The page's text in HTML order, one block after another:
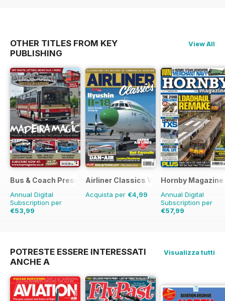
OTHER TITLES FROM KEY
PUBLISHING
View All
Bus & Coach Preservation
Annual Digital
Subscription per
€53,99
Airliner Classics Volume 3
Acquista per €4,99
Hornby Magazine
Annual Digital
Subscription per
€57,99
POTRESTE ESSERE INTERESSATI
ANCHE A
Visualizza tutti